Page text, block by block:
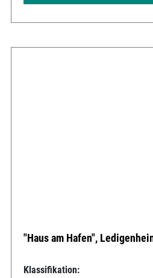
"Haus am Hafen",
Klassifikation: